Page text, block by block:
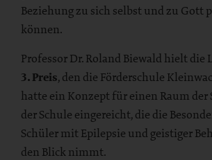
Beziehung zu sich selbst und zu Gott
können.
Professor Dr. Roland Biewald hielt die
3. Preis, den die Förderschule
hatte ein Konzept für einen Raum der
der Schule eingereicht, die die
Schüler mit Epilepsie und geistiger
den Blick nimmt.